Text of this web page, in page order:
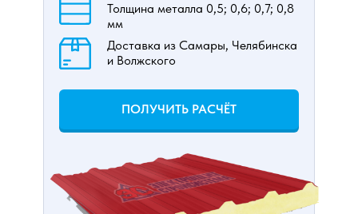
ПОЛУЧИТЬ РАСЧЁТ
Толщина металла 0,5; 0,6; 0,7; 0,8
мм
Доставка из Самары, Челябинска
и Волжского